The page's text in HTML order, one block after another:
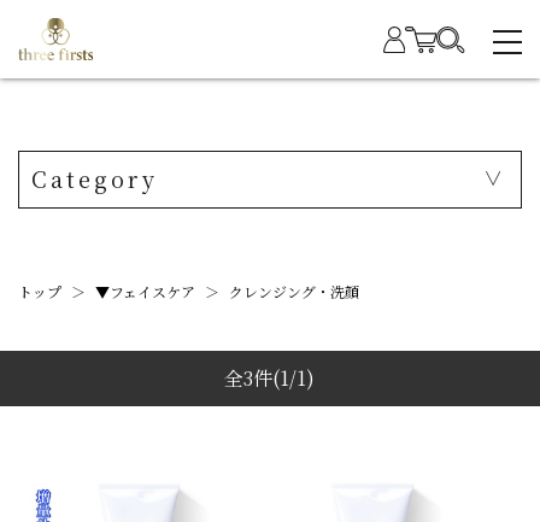
Category
トップ ＞ ▼フェイスケア ＞ クレンジング・洗顔
全3件(1/1)